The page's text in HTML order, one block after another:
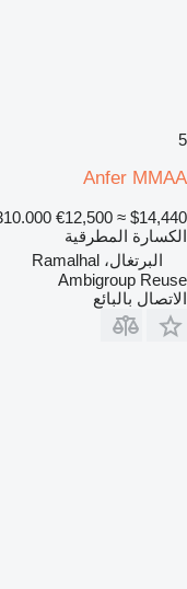
5
Anfer MMAA
€12,500 ≈ $14,440
الكسارة المطرقية
البرتغال، Ramalhal
Ambigroup Reuse
الاتصال بالبائع